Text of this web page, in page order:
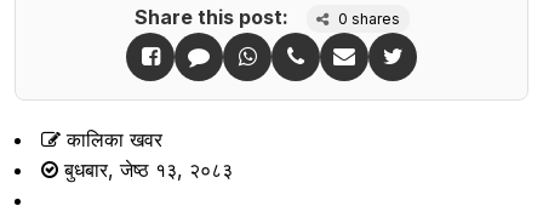
Share this post: 0 shares
कालिका खवर
बुधबार, जेष्ठ १३, २०८३